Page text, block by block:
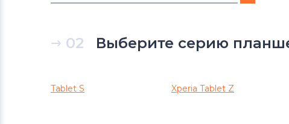
Модули для планшетов
Модули для планшетовLenovo
02 Выберите серию
Tablet S Xperia Tablet Z